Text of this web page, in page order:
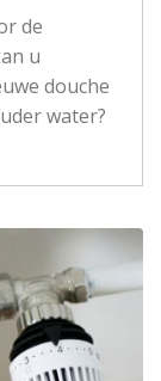
de
u
douche
water?